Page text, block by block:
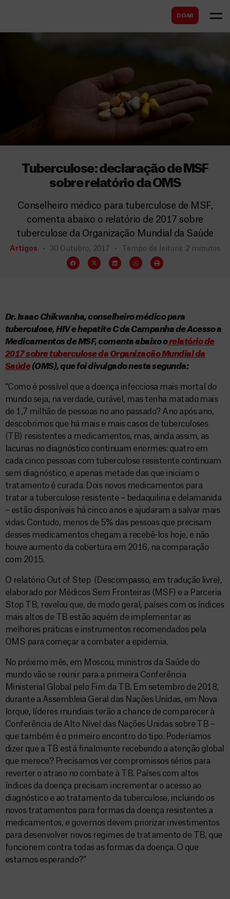
DOAR
Tuberculose: declaração de MSF
sobre relatório da OMS
Conselheiro médico para tuberculose de MSF,
comenta abaixo o relatório de 2017 sobre
tuberculose da Organização Mundial da Saúde
Artigos 30 Outubro, 2017 Tempo de leitura: 2 minutos
Dr. Isaac Chikwanha, conselheiro médico para
tuberculose, HIV e hepatite C da Campanha de Acesso a
Medicamentos de MSF, comenta abaixo orelatório de
2017 sobre tuberculose da Organização Mundial da
Saúde(OMS), que foi divulgado nesta segunda:
“Como é possível que a doença infecciosa mais mortal do
mundo seja, na verdade, curável, mas tenha matado mais
de 1,7 milhão de pessoas no ano passado? Ano após ano,
descobrimos que há mais e mais casos de tuberculoses
(TB) resistentes a medicamentos, mas, ainda assim, as
lacunas no diagnóstico continuam enormes: quatro em
cada cinco pessoas com tuberculose resistente continuam
sem diagnóstico, e apenas metade das que iniciam o
tratamento é curada. Dois novos medicamentos para
tratar a tuberculose resistente – bedaquilina e delamanida
– estão disponíveis há cinco anos e ajudaram a salvar mais
vidas. Contudo, menos de 5% das pessoas que precisam
desses medicamentos chegam a recebê-los hoje, e não
houve aumento da cobertura em 2016, na comparação
com 2015.
O relatório Out of Step (Descompasso, em tradução livre),
elaborado por Médicos Sem Fronteiras (MSF) e a Parceria
Stop TB, revelou que, de modo geral, países com os índices
mais altos de TB estão aquém de implementar as
melhores práticas e instrumentos recomendados pela
OMS para começar a combater a epidemia.
No próximo mês, em Moscou, ministros da Saúde do
mundo vão se reunir para a primeira Conferência
Ministerial Global pelo Fim da TB. Em setembro de 2018,
durante a Assembleia Geral das Nações Unidas, em Nova
Iorque, líderes mundiais terão a chance de comparecer à
Conferência de Alto Nível das Nações Unidas sobre TB –
que também é o primeiro encontro do tipo. Poderíamos
dizer que a TB está finalmente recebendo a atenção global
que merece? Precisamos ver compromissos sérios para
reverter o atraso no combate à TB. Países com altos
índices da doença precisam incrementar o acesso ao
diagnóstico e ao tratamento da tuberculose, incluindo os
novos tratamentos para formas da doença resistentes a
medicamentos, e governos devem priorizar investimentos
para desenvolver novos regimes de tratamento de TB, que
funcionem contra todas as formas da doença. O que
estamos esperando?”
a